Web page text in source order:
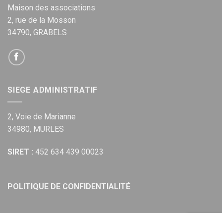
Maison des associations
2, rue de la Mosson
34790, GRABELS
SIEGE ADMINISTRATIF
2, Voie de Marianne
34980, MURLES
SIRET : 452 634 439 00023
POLITIQUE DE CONFIDENTIALITÉ